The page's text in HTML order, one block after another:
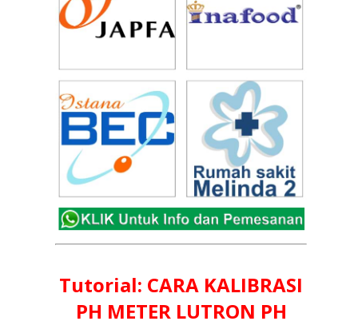
Tutorial: CARA KALIBRASI
PH METER LUTRON PH